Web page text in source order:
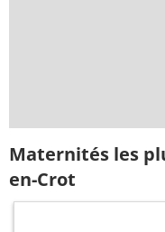
Maternités les
en-Crot